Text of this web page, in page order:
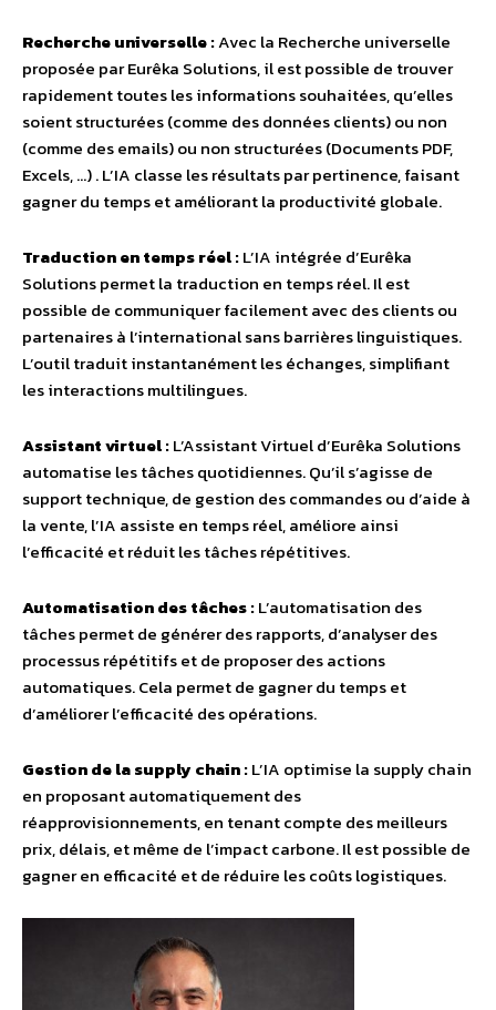
Recherche universelle :Avec la Recherche universelle
proposée par Eurêka Solutions, il est possible de trouver
rapidement toutes les informations souhaitées, qu’elles
soient structurées (comme des données clients) ou non
(comme des emails) ou non structurées (Documents PDF,
Excels, …) . L’IA classe les résultats par pertinence, faisant
gagner du temps et améliorant la productivité globale.
Traduction en temps réel :L’IA intégrée d’Eurêka
Solutions permet la traduction en temps réel. Il est
possible de communiquer facilement avec des clients ou
partenaires à l’international sans barrières linguistiques.
L’outil traduit instantanément les échanges, simplifiant
les interactions multilingues.
Assistant virtuel :L’Assistant Virtuel d’Eurêka Solutions
automatise les tâches quotidiennes. Qu’il s’agisse de
support technique, de gestion des commandes ou d’aide à
la vente, l’IA assiste en temps réel, améliore ainsi
l’efficacité et réduit les tâches répétitives.
Automatisation des tâches :L’automatisation des
tâches permet de générer des rapports, d’analyser des
processus répétitifs et de proposer des actions
automatiques. Cela permet de gagner du temps et
d’améliorer l’efficacité des opérations.
Gestion de la supply chain :L’IA optimise la supply chain
en proposant automatiquement des
réapprovisionnements, en tenant compte des meilleurs
prix, délais, et même de l’impact carbone. Il est possible de
gagner en efficacité et de réduire les coûts logistiques.